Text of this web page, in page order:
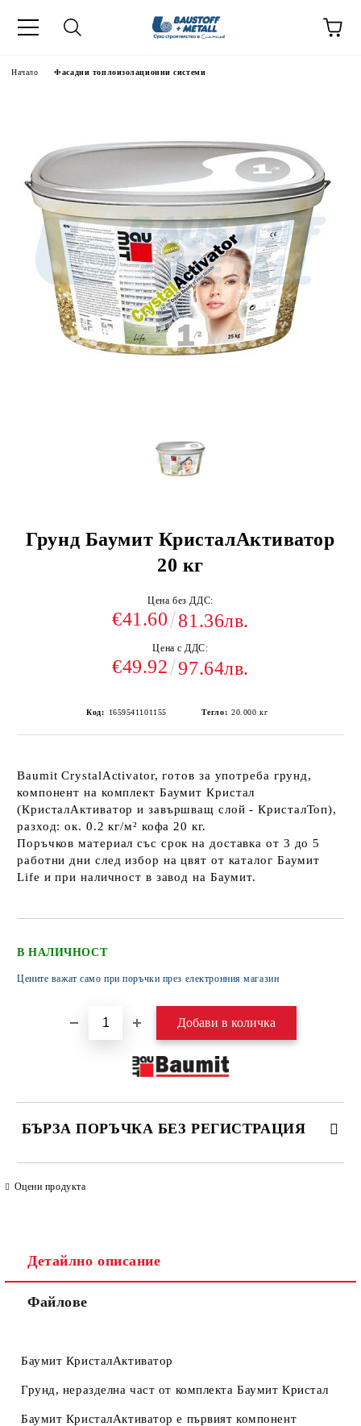
Начало Фасадни топлоизолационни системи
Грунд Баумит КристалАктиватор
20 кг
Цена без ДДС:
€41.60 81.36лв.
Цена с ДДС:
€49.92 97.64лв.
Код: 1659541101155 Тегло: 20.000 кг
Baumit CrystalActivator, готов за употреба грунд,
компонент на комплект Баумит Кристал
(КристалАктиватор и завършващ слой - КристалТоп),
разход: ок. 0.2 кг/м² кофа 20 кг.
Поръчков материал със срок на доставка от 3 до 5
работни дни след избор на цвят от каталог Баумит
Life и при наличност в завод на Баумит.
В НАЛИЧНОСТ
Цените важат само при поръчки през електронния магазин
БЪРЗА ПОРЪЧКА БЕЗ РЕГИСТРАЦИЯ
Оцени продукта
Детайлно описание
Файлове
Баумит КристалАктиватор
Грунд, неразделна част от комплекта Баумит Кристал
Баумит КристалАктиватор е първият компонент